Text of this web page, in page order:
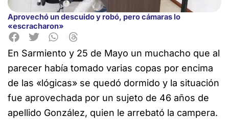
Aprovechó un descuido y robó, pero cámaras lo
«escracharon»
En Sarmiento y 25 de Mayo un muchacho que al
parecer había tomado varias copas por encima
de las «lógicas» se quedó dormido y la situación
fue aprovechada por un sujeto de 46 años de
apellido González, quien le arrebató la campera.